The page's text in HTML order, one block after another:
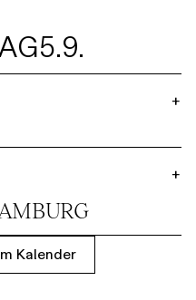
5.9.
+
+
Kalender